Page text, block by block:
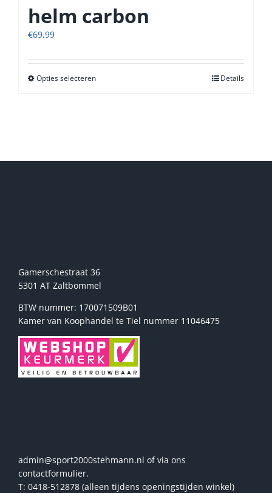
helm carbon
€69,99
Opties selecterenDit
optie
Details
Gamerschestraat 36
5301 AT Zaltbommel
BTW nummer: 170071509B01
Kamer van Koophandel te Tiel nummer 11046475
admin@sport2000stehmann.nl of via ons
contactformulier.
T: 0418-512878 (alleen tijdens openingstijden winkel)